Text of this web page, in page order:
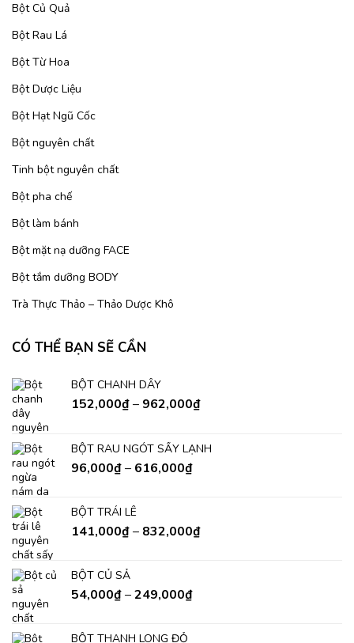
Bột Củ Quả
Bột Rau Lá
Bột Từ Hoa
Bột Dược Liệu
Bột Hạt Ngũ Cốc
Bột nguyên chất
Tinh bột nguyên chất
Bột pha chế
Bột làm bánh
Bột mặt nạ dưỡng FACE
Bột tắm dưỡng BODY
Trà Thực Thảo – Thảo Dược Khô
CÓ THỂ BẠN SẼ CẦN
BỘT CHANH DÂY
152,000₫– 962,000₫
BỘT RAU NGÓT SẤY LẠNH
96,000₫– 616,000₫
BỘT TRÁI LÊ
141,000₫– 832,000₫
BỘT CỦ SẢ
54,000₫–249,000₫
BỘT THANH LONG ĐỎ